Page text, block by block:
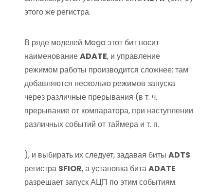
этого же регистра.
В ряде моделей Mega этот бит носит
наименованиеADATE, и управление
режимом работы производится сложнее: там
добавляются несколько режимов запуска
через различные прерывания (в т. ч.
прерывание от компаратора, при наступлении
различных событий от таймера и т. п.
), и выбирать их следует, задавая биты ADTS
регистра SFIOR, а установка битаADATE
разрешает запуск АЦП по этим событиям.